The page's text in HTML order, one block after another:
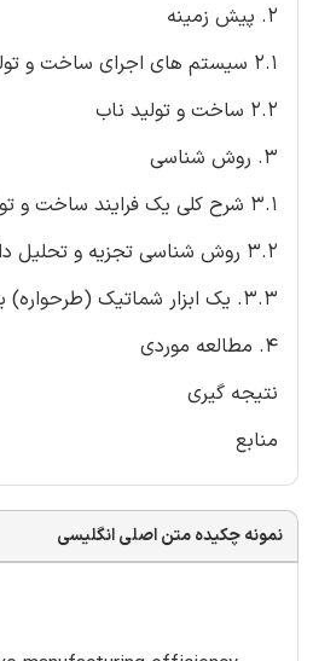
2. پیش زمینه
2.1 سیستم های اجرای ساخت و تولید
2.2 ساخت و تولید ناب
3. روش شناسی
3.1 شرح کلی یک فرایند ساخت و تولید
3.2 روش شناسی تجزیه و تحلیل داده ها
3.3. یک ابزار شماتیک (طرحواره) برای روش شناسی
4. مطالعه موردی
نتیجه گیری
منابع
نمونه چکیده متن اصلی انگلیسی